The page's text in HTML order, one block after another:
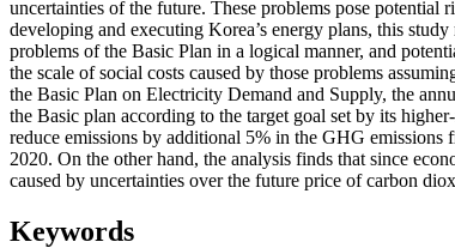
uncertainties of the future. These problems pose
developing and executing Korea’s energy plans, this
problems of the Basic Plan in a logical manner, and
the scale of social costs caused by those problems
the Basic Plan on Electricity Demand and Supply, the
the Basic plan according to the target goal set by its
reduce emissions by additional 5% in the GHG
2020. On the other hand, the analysis finds that since
caused by uncertainties over the future price of carbon
Keywords